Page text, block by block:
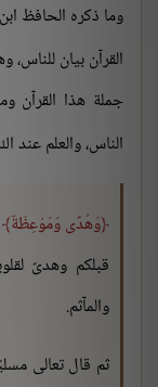
وما ذكره الحافظ
القرآن بيان للناس،
جملة هذا القرآن
الناس، والعلم عند
وَهُدًى وَمَوْعِظَةٌ
قبلكم وهدىً
والمآثم.
ثم قال تعالى